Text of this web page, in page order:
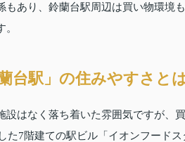
もあり、鈴蘭台駅周辺は買い物環境
台駅」の住みやすさと
設はなく落ち着いた雰囲気ですが、
た7階建ての駅ビル「イオンフード